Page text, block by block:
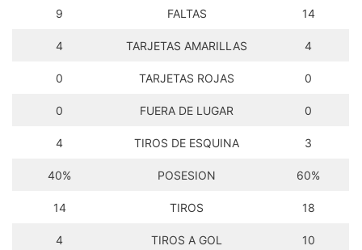
9 FALTAS 14
4 TARJETAS AMARILLAS 4
0 TARJETAS ROJAS 0
0 FUERA DE LUGAR 0
4 TIROS DE ESQUINA 3
40% POSESION 60%
14 TIROS 18
4 TIROS A GOL 10